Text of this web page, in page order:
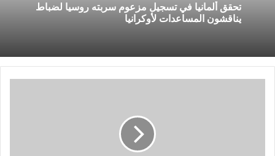
تحقق ألمانيا في تسجيل مزعوم سربته روسيا لضباط
يناقشون المساعدات لأوكرانيا